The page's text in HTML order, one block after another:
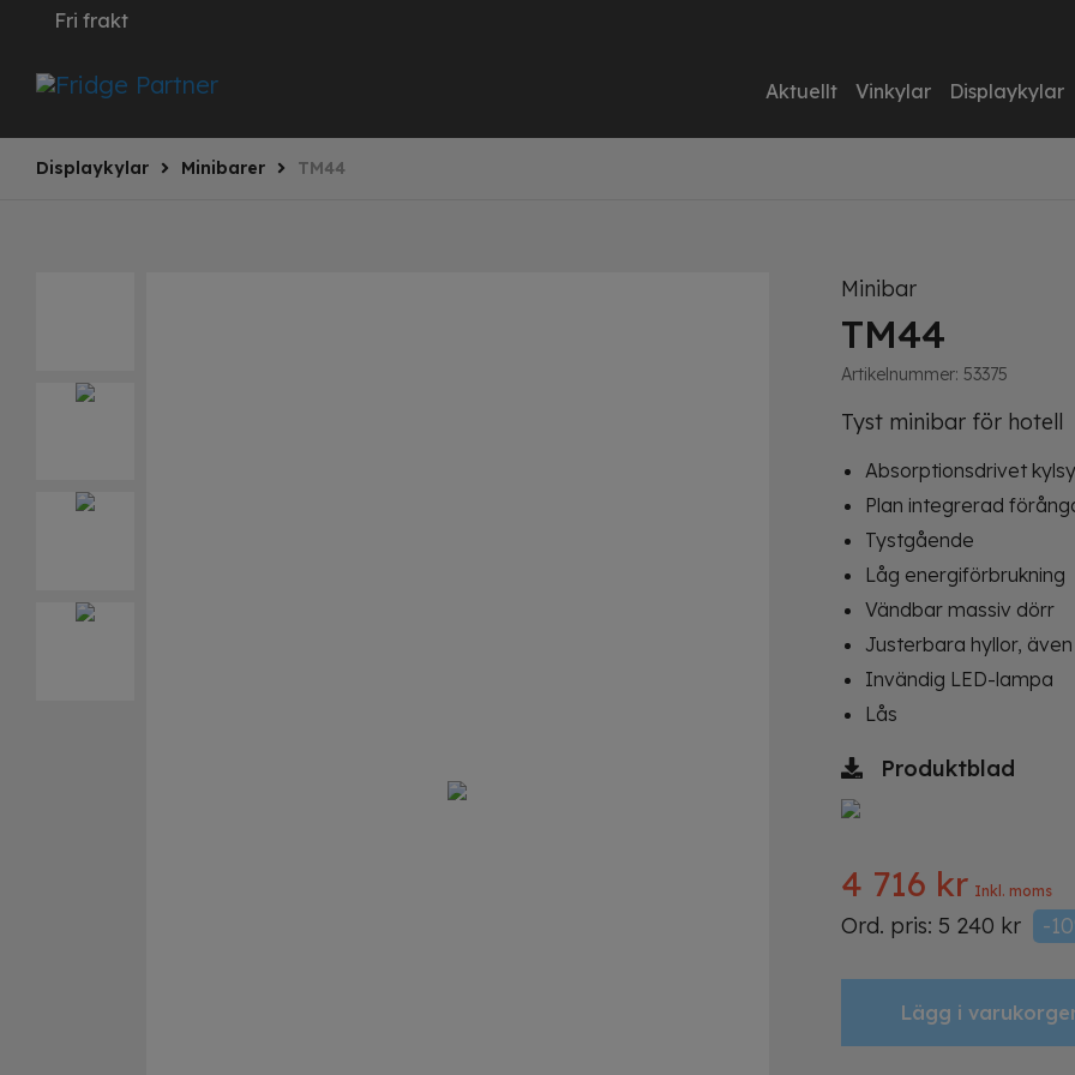
Fri frakt
Aktuellt Vinkylar Displaykylar
Displaykylar Minibarer TM44
Minibar
TM44
Artikelnummer: 53375
Tyst minibar för hotell
Absorptionsdrivet
Plan integrerad
Tystgående
Låg energiförbrukning
Vändbar massiv dörr
Justerbara hyllor,
Invändig LED-lampa
Lås
Produktblad
4 716 kr Inkl. moms
Ord. pris: 5 240 kr -
Lägg i